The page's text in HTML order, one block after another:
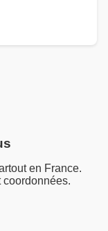
en France.